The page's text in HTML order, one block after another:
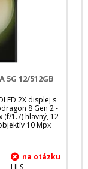
5G 12/512GB
2X displej s
8 Gen 2 -
(f/1.7) hlavný, 12
10 Mpx